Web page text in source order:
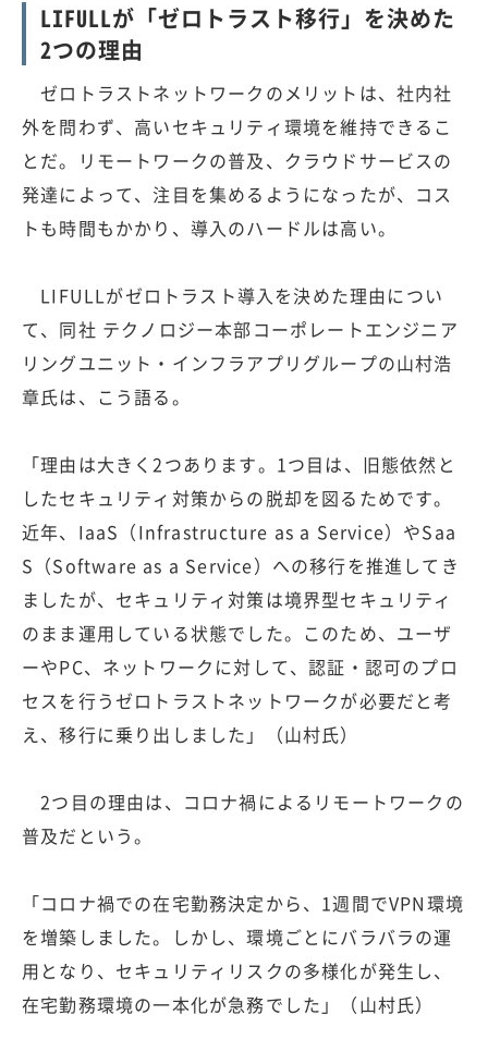
LIFULLが「ゼロトラスト移行」を決めた
2つの理由
ゼロトラストネットワークのメリットは、社内社
外を問わず、高いセキュリティ環境を維持できるこ
とだ。リモートワークの普及、クラウドサービスの
発達によって、注目を集めるようになったが、コス
トも時間もかかり、導入のハードルは高い。
LIFULLがゼロトラスト導入を決めた理由につい
て、同社 テクノロジー本部コーポレートエンジニア
リングユニット・インフラアプリグループの山村浩
章氏は、こう語る。
「理由は大きく2つあります。1つ目は、旧態依然と
したセキュリティ対策からの脱却を図るためです。
近年、IaaS（Infrastructure as a Service）やSaa
S（Software as a Service）への移行を推進してき
ましたが、セキュリティ対策は境界型セキュリティ
のまま運用している状態でした。このため、ユーザ
ーやPC、ネットワークに対して、認証・認可のプロ
セスを行うゼロトラストネットワークが必要だと考
え、移行に乗り出しました」（山村氏）
2つ目の理由は、コロナ禍によるリモートワークの
普及だという。
「コロナ禍での在宅勤務決定から、1週間でVPN環境
を増築しました。しかし、環境ごとにバラバラの運
用となり、セキュリティリスクの多様化が発生し、
在宅勤務環境の一本化が急務でした」（山村氏）